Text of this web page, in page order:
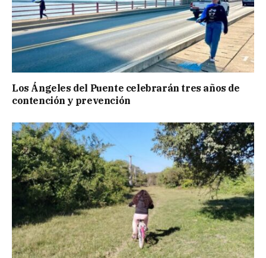
Los Ángeles del Puente celebrarán tres años de
contención y prevención